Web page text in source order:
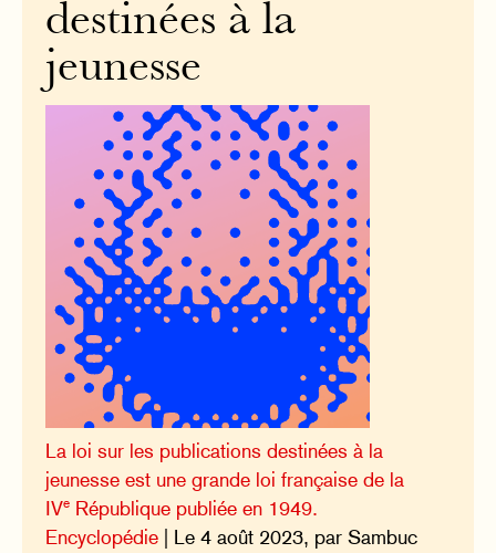
destinées à la
jeunesse
La loi sur les publications destinées à la
jeunesse est une grande loi française de la
IVe République publiée en 1949.
Encyclopédie | Le 4 août 2023, par Sambuc